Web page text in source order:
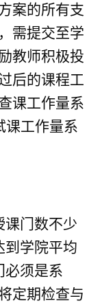
案的所有支
需提交至学
教师积极投
后的课程工
课工作量系
课工作量系
课门数不少
到学院平均
必须是系
定期检查与